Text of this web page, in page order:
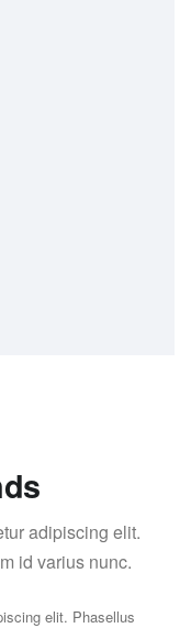
ds
adipiscing elit.
id varius nunc.
elit. Phasellus